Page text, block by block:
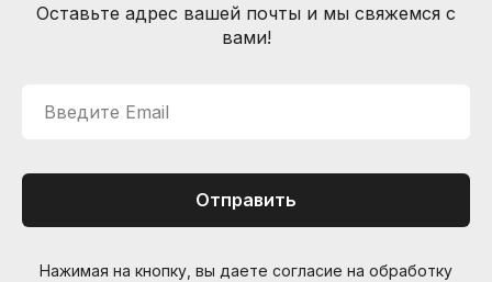
Оставьте адрес вашей почты и мы свяжемся с
вами!
Введите Email
Отправить
Нажимая на кнопку, вы даете согласие на обработку
nevemusicshop@gmail.com
Санкт-Петербург, Большой пр. П.С., 41Б
Контакты
Петербург. 2021-2026г.